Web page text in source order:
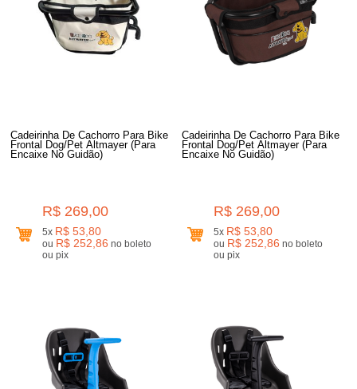
Cadeirinha De Cachorro Para Bike
Frontal Dog/Pet Altmayer (Para
Encaixe No Guidão)
R$ 269,00
5x R$ 53,80
ou R$ 252,86 no boleto
ou pix
Cadeirinha De Cachorro Para Bike
Frontal Dog/Pet Altmayer (Para
Encaixe No Guidão)
R$ 269,00
5x R$ 53,80
ou R$ 252,86 no boleto
ou pix